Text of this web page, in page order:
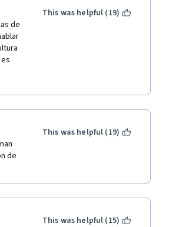
de
This was helpful (19)
de
This was helpful (19)
This was helpful (15)